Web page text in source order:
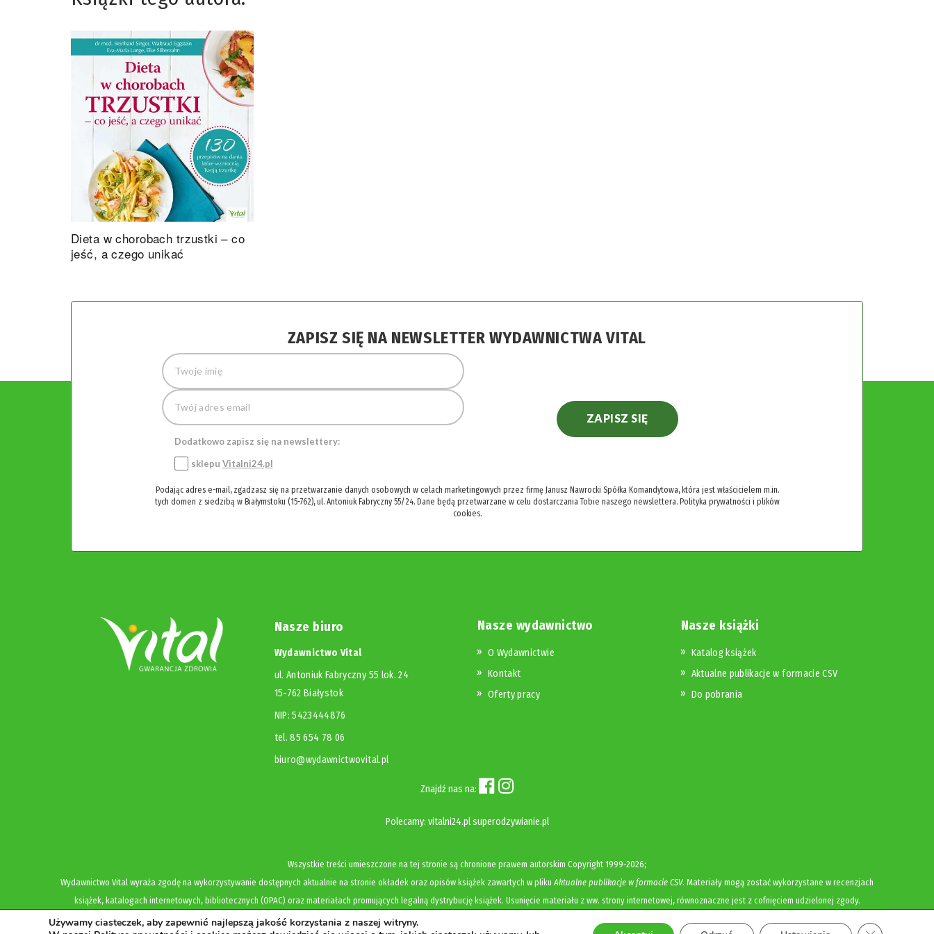
Dieta w chorobach trzustki – co
jeść, a czego unikać
ZAPISZ SIĘ NA NEWSLETTER WYDAWNICTWA VITAL
Dodatkowo zapisz się na newslettery:
sklepu Vitalni24.pl
ZAPISZ SIĘ
Podając adres e-mail, zgadzasz się na przetwarzanie danych osobowych w celach marketingowych przez firmę Janusz Nawrocki Spółka Komandytowa, która jest właścicielem m.in.
tych domen z siedzibą w Białymstoku (15-762), ul. Antoniuk Fabryczny 55/24. Dane będą przetwarzane w celu dostarczania Tobie naszego newslettera. Polityka prywatności i plików
cookies.
Nasze biuro
Wydawnictwo Vital
ul. Antoniuk Fabryczny 55 lok. 24
15-762 Białystok
NIP: 5423444876
tel. 85 654 78 06
biuro@wydawnictwovital.pl
Nasze wydawnictwo
O Wydawnictwie
Kontakt
Oferty pracy
Nasze książki
Katalog książek
Aktualne publikacje w formacie CSV
Do pobrania
Znajdź nas na:
Polecamy: vitalni24.pl superodzywianie.pl
Wszystkie treści umieszczone na tej stronie są chronione prawem autorskim Copyright 1999-2026;
Wydawnictwo Vital wyraża zgodę na wykorzystywanie dostępnych aktualnie na stronie okładek oraz opisów książek zawartych w plikuAktualne publikacje w formacie CSV. Materiały mogą zostać wykorzystane w recenzjach
książek, katalogach internetowych, bibliotecznych (OPAC) oraz materiałach promujących legalną dystrybucję książek. Usunięcie materiału z ww. strony internetowej, równoznaczne jest z cofnięciem udzielonej zgody.
Polityka prywatności i cookies
Używamy ciasteczek, aby zapewnić najlepszą jakość korzystania z naszej witryny.
Zamknij